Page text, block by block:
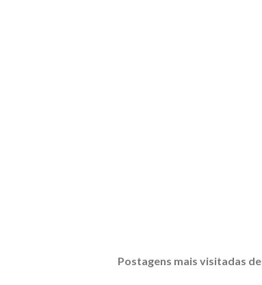
Postagens mais visitadas